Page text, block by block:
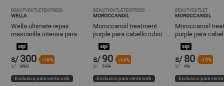
BEAUTYOUTLETEXPRESS
WELLA
Wella ultimate repair
mascarilla intensa para
cabello dañado 500ml
s/ 300 -16%
s/ 360
Exclusivo para venta web
BEAUTYOUTLETEXPRESS
MOROCCANOIL
Moroccanoil treatment
purple para cabello rubio
decolorado o canoso travel
25 ml
s/ 90 -14%
s/ 105
Exclusivo para venta web
BEAUTYOUTLET
MOROCCANOIL
Moroccanoil
purple para
decolorado o
25 ml
s/ 80 -15%
s/ 95
Exclusivo para